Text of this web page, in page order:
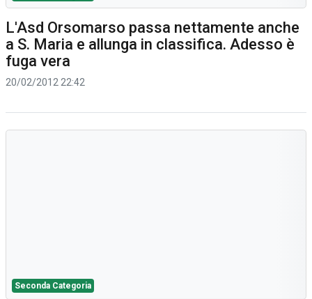
L'Asd Orsomarso passa nettamente anche
a S. Maria e allunga in classifica. Adesso è
fuga vera
20/02/2012 22:42
Seconda Categoria